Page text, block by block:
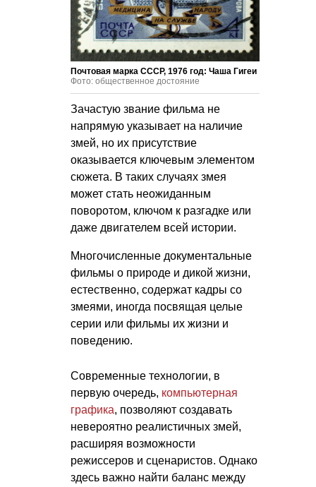
Почтовая марка СССР, 1976 год: Чаша Гигеи
Фото: общественное достояние
Зачастую звание фильма не
напрямую указывает на наличие
змей, но их присутствие
оказывается ключевым элементом
сюжета. В таких случаях змея
может стать неожиданным
поворотом, ключом к разгадке или
даже двигателем всей истории.
Многочисленные документальные
фильмы о природе и дикой жизни,
естественно, содержат кадры со
змеями, иногда посвящая целые
серии или фильмы их жизни и
поведению.
Современные технологии, в
первую очередь, компьютерная
графика, позволяют создавать
невероятно реалистичных змей,
расширяя возможности
режиссеров и сценаристов. Однако
здесь важно найти баланс между